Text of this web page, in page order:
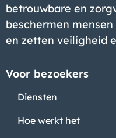
betrouwbare en
beschermen
en zetten veiligheid
Voor bezoekers
Diensten
Hoe werkt het